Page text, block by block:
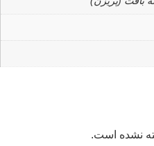
نشده است.